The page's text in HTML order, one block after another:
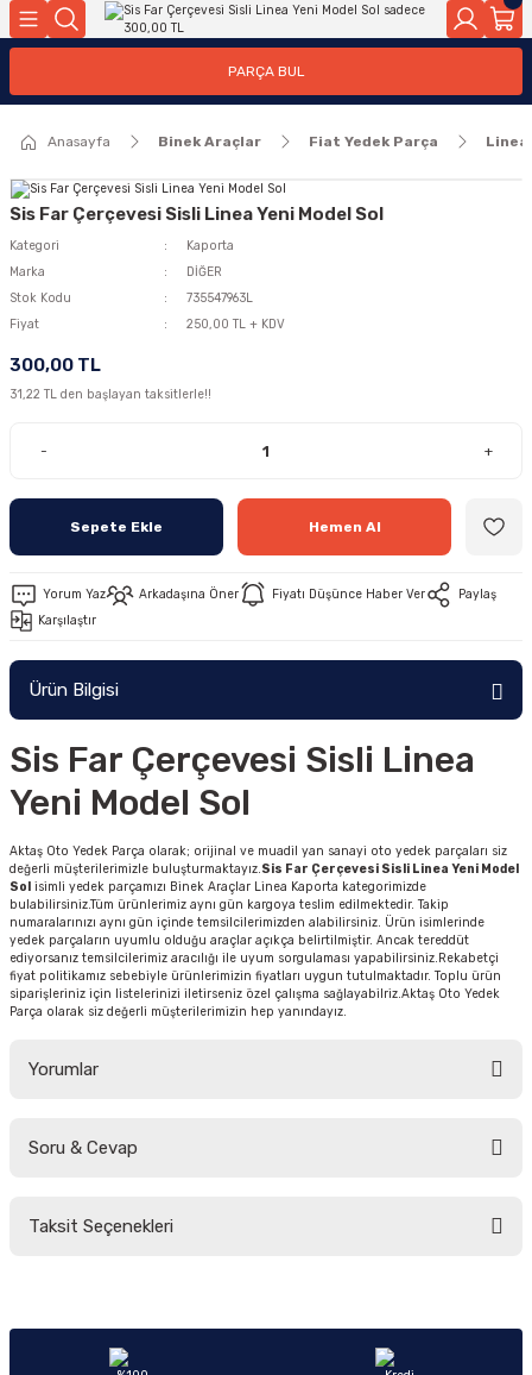
PARÇA BUL
Anasayfa Binek Araçlar Fiat Yedek Parça Linea
Sis Far Çerçevesi Sisli Linea Yeni Model Sol
Kategori
Kaporta
Marka
DİĞER
Stok Kodu
735547963L
Fiyat
250,00 TL + KDV
300,00 TL
31,22 TL den başlayan taksitlerle!!
- +
Sepete Ekle Hemen Al
Yorum Yaz Arkadaşına Öner Fiyatı Düşünce Haber Ver
Paylaş
Karşılaştır
Ürün Bilgisi
Sis Far Çerçevesi Sisli Linea
Yeni Model Sol
Aktaş Oto Yedek Parça olarak; orijinal ve muadil yan sanayi oto yedek parçaları siz
değerli müşterilerimizle buluşturmaktayız.Sis Far Çerçevesi Sisli Linea Yeni Model
Sol isimli yedek parçamızı Binek Araçlar Linea Kaporta kategorimizde
bulabilirsiniz.Tüm ürünlerimiz aynı gün kargoya teslim edilmektedir. Takip
numaralarınızı aynı gün içinde temsilcilerimizden alabilirsiniz. Ürün isimlerinde
yedek parçaların uyumlu olduğu araçlar açıkça belirtilmiştir. Ancak tereddüt
ediyorsanız temsilcilerimiz aracılığı ile uyum sorgulaması yapabilirsiniz.Rekabetçi
fiyat politikamız sebebiyle ürünlerimizin fiyatları uygun tutulmaktadır. Toplu ürün
siparişleriniz için listelerinizi iletirseniz özel çalışma sağlayabilriz.Aktaş Oto Yedek
Parça olarak siz değerli müşterilerimizin hep yanındayız.
Yorumlar
Soru & Cevap
Taksit Seçenekleri